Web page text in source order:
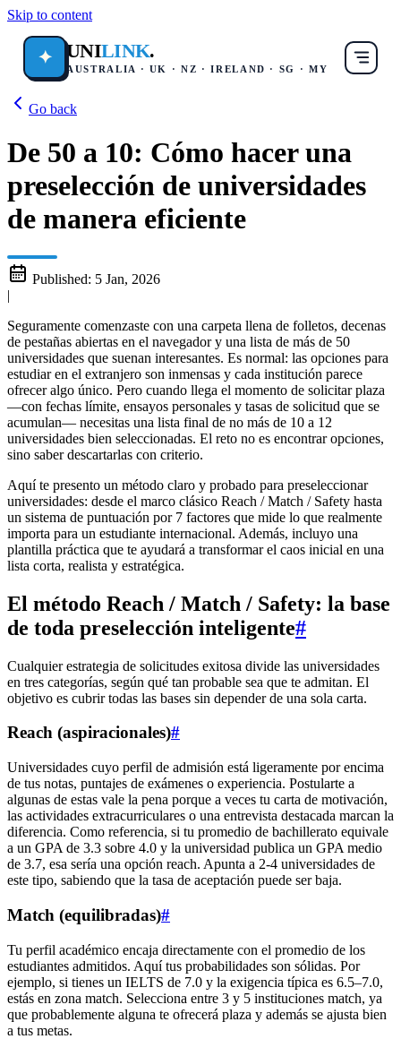
Skip to content
✦ UNILINK.
AUSTRALIA · UK · NZ · IRELAND · SG · MY
Go back
De 50 a 10: Cómo hacer una
preselección de universidades
de manera eficiente
Published: 5 Jan, 2026
|
Seguramente comenzaste con una carpeta llena de folletos, decenas
de pestañas abiertas en el navegador y una lista de más de 50
universidades que suenan interesantes. Es normal: las opciones para
estudiar en el extranjero son inmensas y cada institución parece
ofrecer algo único. Pero cuando llega el momento de solicitar plaza
—con fechas límite, ensayos personales y tasas de solicitud que se
acumulan— necesitas una lista final de no más de 10 a 12
universidades bien seleccionadas. El reto no es encontrar opciones,
sino saber descartarlas con criterio.
Aquí te presento un método claro y probado para preseleccionar
universidades: desde el marco clásico Reach / Match / Safety hasta
un sistema de puntuación por 7 factores que mide lo que realmente
importa para un estudiante internacional. Además, incluyo una
plantilla práctica que te ayudará a transformar el caos inicial en una
lista corta, realista y estratégica.
El método Reach / Match / Safety: la base
de toda preselección inteligente#
Cualquier estrategia de solicitudes exitosa divide las universidades
en tres categorías, según qué tan probable sea que te admitan. El
objetivo es cubrir todas las bases sin depender de una sola carta.
Reach (aspiracionales)#
Universidades cuyo perfil de admisión está ligeramente por encima
de tus notas, puntajes de exámenes o experiencia. Postularte a
algunas de estas vale la pena porque a veces tu carta de motivación,
las actividades extracurriculares o una entrevista destacada marcan la
diferencia. Como referencia, si tu promedio de bachillerato equivale
a un GPA de 3.3 sobre 4.0 y la universidad publica un GPA medio
de 3.7, esa sería una opción reach. Apunta a 2-4 universidades de
este tipo, sabiendo que la tasa de aceptación puede ser baja.
Match (equilibradas)#
Tu perfil académico encaja directamente con el promedio de los
estudiantes admitidos. Aquí tus probabilidades son sólidas. Por
ejemplo, si tienes un IELTS de 7.0 y la exigencia típica es 6.5–7.0,
estás en zona match. Selecciona entre 3 y 5 instituciones match, ya
que probablemente alguna te ofrecerá plaza y además se ajusta bien
a tus metas.